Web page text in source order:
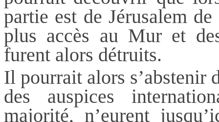
partie est de Jérusalem
plus accès au Mur et
furent alors détruits.
Il pourrait alors s’abstenir
des auspices
majorité, n’eurent